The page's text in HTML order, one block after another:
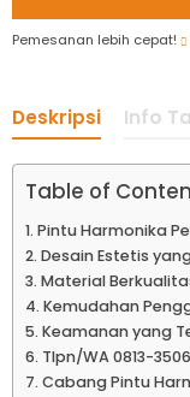
Pemesanan lebih cepat!
Deskripsi Info
Table of
Pintu Harmonika
Desain Estetis
Material
Kemudahan
Keamanan yang
Tlpn/WA 0813-
Cabang Pintu